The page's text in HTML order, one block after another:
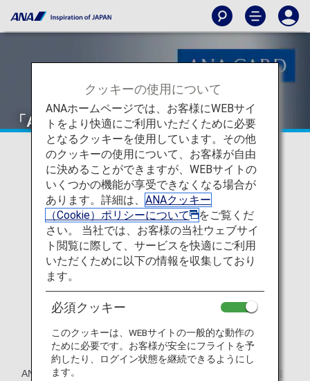
「ANAカード」デスク
「ANAカード」デスクのご案内
ANAカード（クレジット機能付き）をお持ちのお客様（家族
クッキーの使用について
ANAホームページでは、お客様にWEBサイ
トをより快適にご利用いただくために必要
となるクッキーを使用しています。その他
のクッキーの使用について、お客様が自由
に決めることができますが、WEBサイトの
いくつかの機能が享受できなくなる場合が
あります。詳細は、 ANAクッキー
（Cookie）ポリシーについて
をご覧くだ
さい。 当社では、お客様の当社ウェブサイ
ト閲覧に際して、サービスを快適にご利用
いただくために以下の情報を収集しており
ます。
必須クッキー
このクッキーは、WEBサイトの一般的な動作の
ために必要です。お客様が安全にフライトを予
約したり、ログイン状態を継続できるようにし
ます。